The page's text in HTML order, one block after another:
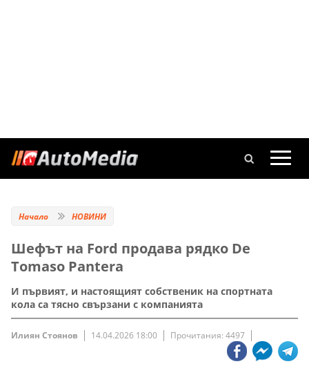
Начало НОВИНИ
Шефът на Ford продава рядко De
Tomaso Pantera
И първият, и настоящият собственик на спортната
кола са тясно свързани с компанията
Илиян Стоянов 14.04.2026 18:00 Прочитания: 4497